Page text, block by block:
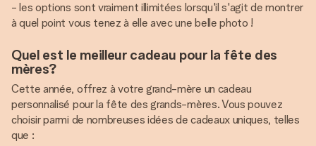
- les options sont vraiment illimitées lorsqu'il s'agit de montrer
à quel point vous tenez à elle avec une belle photo !
Quel est le meilleur cadeau pour la fête des
mères?
Cette année, offrez à votre grand-mère un cadeau
personnalisé pour la fête des grands-mères. Vous pouvez
choisir parmi de nombreuses idées de cadeaux uniques, telles
que :